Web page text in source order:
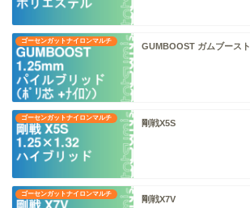
ゴーセンガットナイロンマルチ
GUMBOOST ガムブースト
ゴーセンガットナイロンマルチ
剛戦X5S
ゴーセンガットナイロンマルチ
剛戦X7V